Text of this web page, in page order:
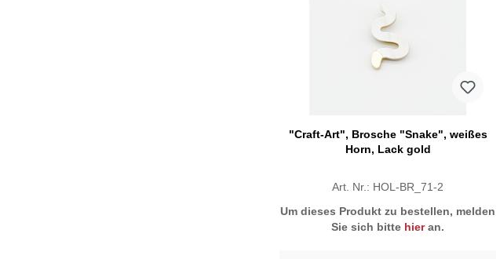
"Craft-Art", Brosche "Snake", weißes
Horn, Lack gold
Art. Nr.: HOL-BR_71-2
Um dieses Produkt zu bestellen, melden
Sie sich bitte hieran.